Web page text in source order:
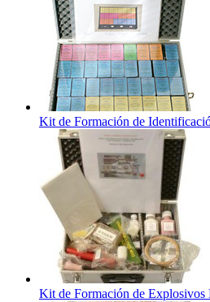
Kit de Formación de
Kit de Formación de Explosivos